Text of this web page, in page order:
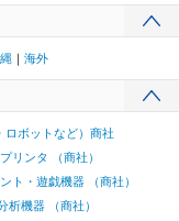
海外
ロボットなど）商社
リンタ （商社）
ト・遊戯機器 （商社）
析機器 （商社）